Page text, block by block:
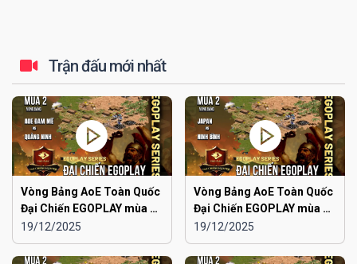
Trận đấu mới nhất
Vòng Bảng AoE Toàn Quốc
Đại Chiến EGOPLAY mùa 2 |
Aoe Đam Mê vs Quảng
Ninh
19/12/2025
Vòng Bảng AoE Toàn Quốc
Đại Chiến EGOPLAY mùa 2 |
Japan vs Ninh Bình
19/12/2025